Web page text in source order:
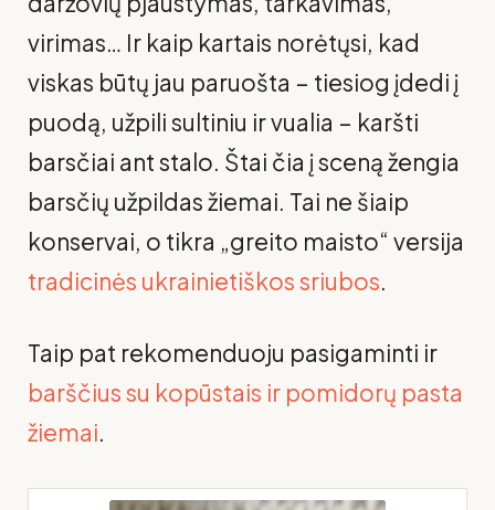
virimas… Ir kaip kartais norėtųsi, kad
viskas būtų jau paruošta – tiesiog įdedi į
puodą, užpili sultiniu ir vualia – karšti
barsčiai ant stalo. Štai čia į sceną žengia
barsčių užpildas žiemai. Tai ne šiaip
konservai, o tikra „greito maisto“ versija
tradicinės ukrainietiškos sriubos.
Taip pat rekomenduoju pasigaminti ir
barščius su kopūstais ir pomidorų pasta
žiemai.